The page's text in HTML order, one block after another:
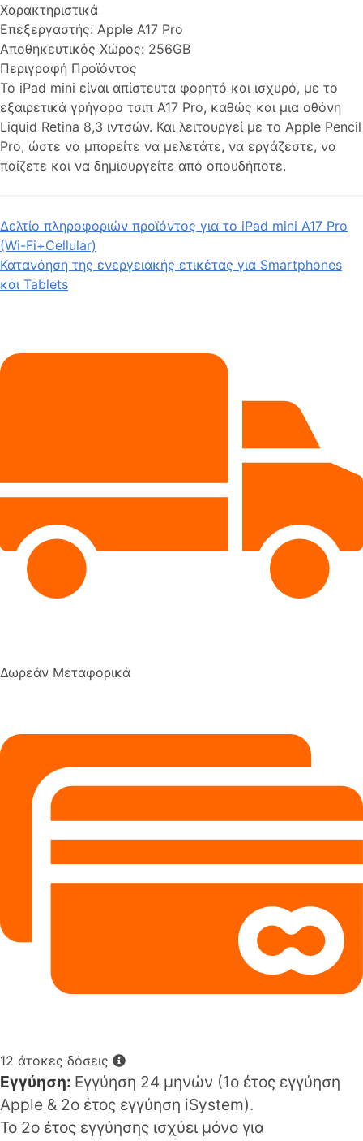
Χαρακτηριστικά
Επεξεργαστής: Apple A17 Pro
Αποθηκευτικός Χώρος: 256GB
Περιγραφή Προϊόντος
Το iPad mini είναι απίστευτα φορητό και ισχυρό, με το
εξαιρετικά γρήγορο τσιπ A17 Pro, καθώς και μια οθόνη
Liquid Retina 8,3 ιντσών. Και λειτουργεί με το Apple Pencil
Pro, ώστε να μπορείτε να μελετάτε, να εργάζεστε, να
παίζετε και να δημιουργείτε από οπουδήποτε.
Δελτίο πληροφοριών προϊόντος για το iPad mini A17 Pro
(Wi-Fi+Cellular)
Κατανόηση της ενεργειακής ετικέτας για Smartphones
και Tablets
Δωρεάν Μεταφορικά
12 άτοκες δόσεις
Εγγύηση: Εγγύηση 24 μηνών (1o έτος εγγύηση
Apple & 2ο έτος εγγύηση iSystem).
Το 2ο έτος εγγύησης ισχύει μόνο για